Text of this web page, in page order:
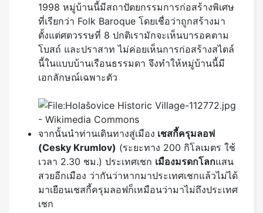
1998 หมู่บ้านนี้มีสถาปัตยกรรมการก่อสร้างพิเศษ
ที่เรียกว่า Folk Baroque โดยเชื่อว่าถูกสร้างมา
ตั้งแต่ศตวรรษที่ 8 ปกติเรามักจะเห็นบารอคตาม
โบสถ์ และปราสาท ไม่ค่อยเห็นการก่อสร้างสไตล์
นี้ในแบบบ้านเรือนธรรมดา จึงทำให้หมู่บ้านนี้มี
เอกลักษณ์เฉพาะตัว
จากนั้นนำท่านเดินทางสู่เมือง เชสกี้ครุมลอฟ
(Cesky Krumlov) (ระยะทาง 200 กิโลเมตร ใช้
เวลา 2.30 ชม.) ประเทศเชก เมืองมรดกโลกแสน
สวยอีกเมือง ว่ากันว่าหากมาประเทศเชกแล้วไม่ได้
มาเยือนเชสกี้ครุมลอฟก็เหมือนว่ามาไม่ถึงประเทศ
เชก